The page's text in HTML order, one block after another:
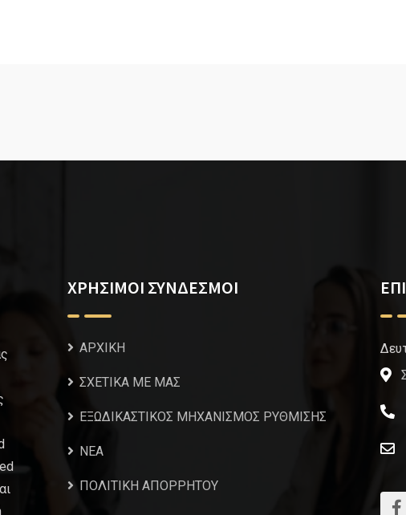
ΧΡΗΣΙΜΟΙ ΣΥΝΔΕΣΜΟΙ
ΑΡΧΙΚΗ
ΣΧΕΤΙΚΑ ΜΕ ΜΑΣ
ΕΞΩΔΙΚΑΣΤΙΚΟΣ ΜΗΧΑΝΙΣΜΟΣ ΡΥΘΜΙΣΗΣ
NEA
ΠΟΛΙΤΙΚΗ ΑΠΟΡΡΗΤΟΥ